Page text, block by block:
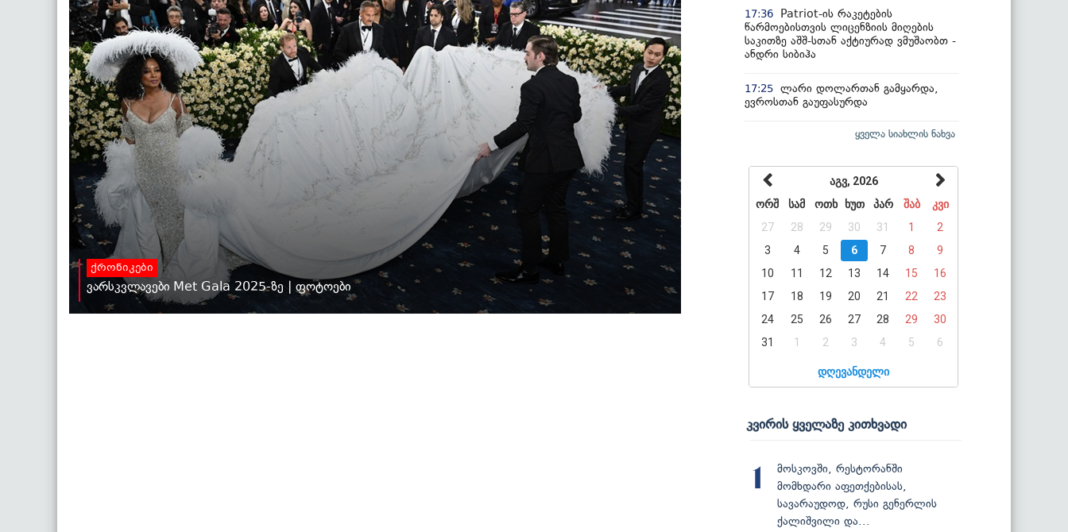
ქრონიკები
ვარსკვლავები Met Gala 2025-ზე | ფოტოები
17:36
Patriot-ის რაკეტების
წარმოებისთვის ლიცენზიის მიღების
საკითზე აშშ-სთან აქტიურად ვმუშაობთ -
ანდრი სიბიჰა
17:25 ლარი დოლართან გამყარდა,
ევროსთან გაუფასურდა
ყველა სიახლის ნახვა
აგვ, 2026
ორშ
სამ ოთხ ხუთ პარ შაბ
კვი
27
28 29 30 31 1
2
3
4 5 6 7 8
9
10
11 12 13 14 15
16
17
18 19 20 21 22
23
24
25 26 27 28 29
30
31
1 2 3 4 5 6
დღევანდელი
კვირის ყველაზე კითხვადი
1
მოსკოვში, რესტორანში
მომხდარი აფეთქებისას,
სავარაუდოდ, რუსი გენერლის
ქალიშვილი და...